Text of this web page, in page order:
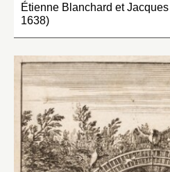
Étienne Blanchard et
1638)